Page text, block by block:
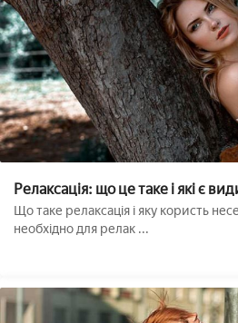
Релаксація: що це таке і які є
Що таке релаксація і яку користь
необхідно для релак ...